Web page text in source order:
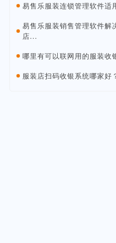
易售乐服装连锁管理软件适
易售乐服装销售管理软件解
店...
哪里有可以联网用的服装收
服装店扫码收银系统哪家好